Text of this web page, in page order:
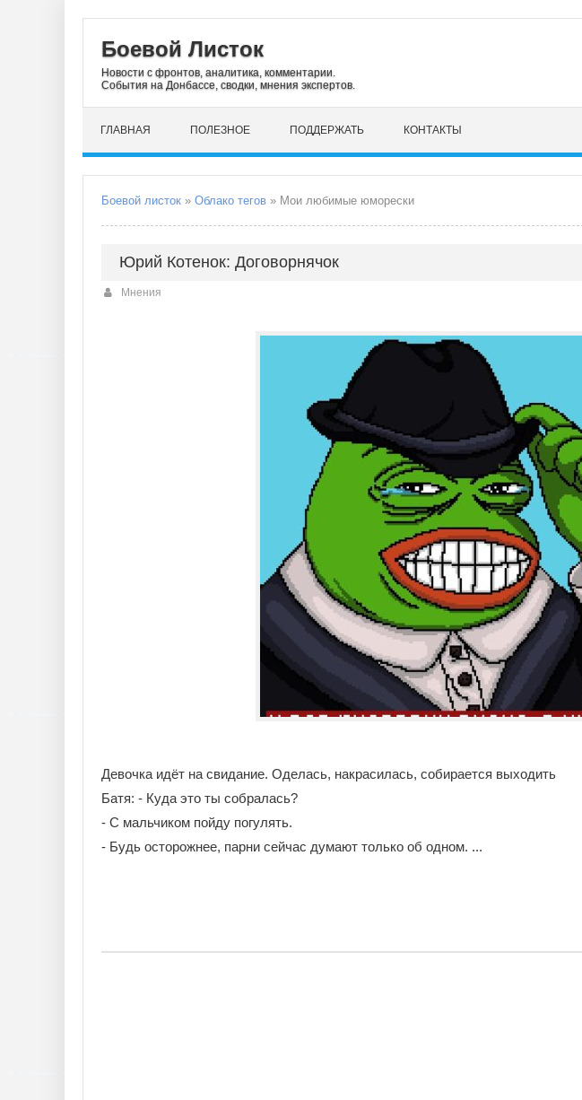
Боевой Листок
Новости с фронтов, аналитика, комментарии.
События на Донбассе, сводки, мнения экспертов.
ГЛАВНАЯ ПОЛЕЗНОЕ ПОДДЕРЖАТЬ КОНТАКТЫ
Боевой листок » Облако тегов » Мои любимые юморески
Юрий Котенок: Договорнячок
Мнения
Девочка идёт на свидание. Оделась, накрасилась, собирается выходить
Батя: - Куда это ты собралась?
- С мальчиком пойду погулять.
- Будь осторожнее, парни сейчас думают только об одном. ...